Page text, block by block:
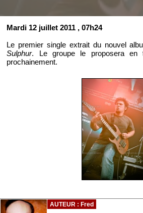
Mardi 12 juillet 2011 , 07h24
Le premier single extrait du nouvel
Sulphur. Le groupe le proposera en
prochainement.
AUTEUR : Fred